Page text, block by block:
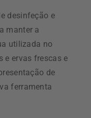
desinfeção e
manter a
utilizada no
e ervas frescas e
de
ferramenta